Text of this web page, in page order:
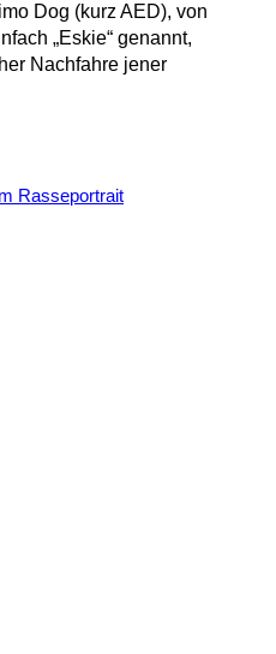
Dog (kurz AED), von
„Eskie“ genannt,
Nachfahre jener